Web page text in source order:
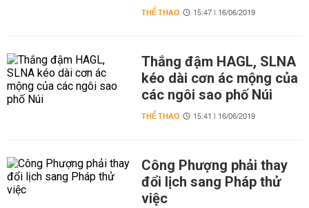
THỂ THAO 15:47 | 16/06/2019
Thắng đậm HAGL, SLNA
kéo dài cơn ác mộng của
các ngôi sao phố Núi
THỂ THAO 15:41 | 16/06/2019
Công Phượng phải thay
đổi lịch sang Pháp thử
việc